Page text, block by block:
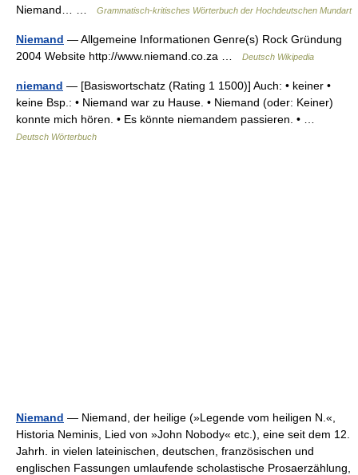
Niemand… …
Grammatisch-kritisches Wörterbuch der Hochdeutschen Mundart
Niemand — Allgemeine Informationen Genre(s) Rock Gründung
2004 Website http://www.niemand.co.za …
Deutsch Wikipedia
niemand — [Basiswortschatz (Rating 1 1500)] Auch: • keiner •
keine Bsp.: • Niemand war zu Hause. • Niemand (oder: Keiner)
konnte mich hören. • Es könnte niemandem passieren. • …
Deutsch Wörterbuch
Niemand — Niemand, der heilige (»Legende vom heiligen N.«,
Historia Neminis, Lied von »John Nobody« etc.), eine seit dem 12.
Jahrh. in vielen lateinischen, deutschen, französischen und
englischen Fassungen umlaufende scholastische Prosaerzählung,